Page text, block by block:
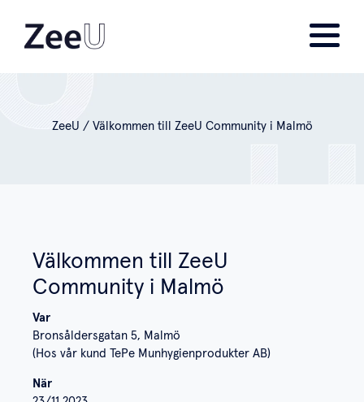
ZeeU / Välkommen till ZeeU Community i Malmö
Välkommen till ZeeU
Community i Malmö
Var
Bronsåldersgatan 5, Malmö
(Hos vår kund TePe Munhygienprodukter AB)
När